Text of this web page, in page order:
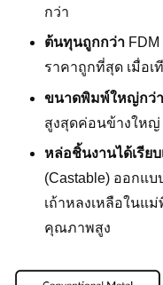
กว่า
ต้นทุนถูกกว่า
ราคาถูกที่สุด เมื่อเ
ขนาดพิมพ์ใหญ่กว่า
สูงสุดค่อนข้างใหญ่
หล่อชิ้นงานได้เรีย
(Castable) ออกแ
เถ้าหลงเหลือในแ
คุณภาพสูง